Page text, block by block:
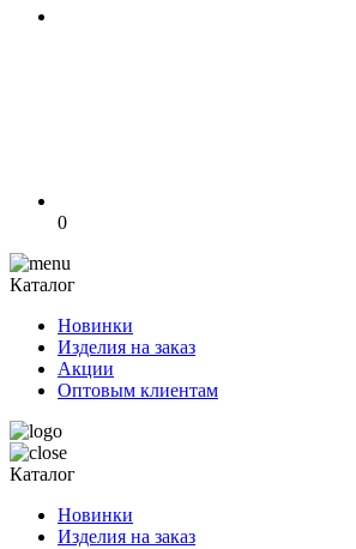
0
Каталог
Новинки
Изделия на заказ
Акции
Оптовым клиентам
Каталог
Новинки
Изделия на заказ